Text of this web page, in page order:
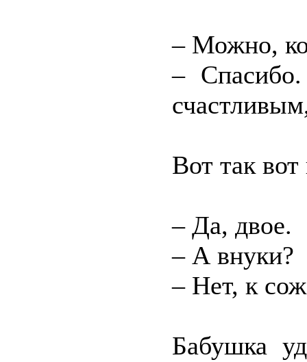
– Можно,
–
Вот так
– Да, двое.
– А внуки?
– Нет, к
Бабушка